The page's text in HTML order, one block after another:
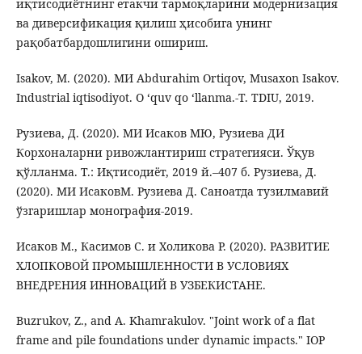
иқтисодиётнинг етакчи тармоқларини модернизация
ва диверсификация қилиш ҳисобига унинг
рақобатбардошлигини ошириш.
Isakov, M. (2020). МИ Abdurahim Ortiqov, Musaxon Isakov.
Industrial iqtisodiyot. O ‘quv qo ‘llanma.-T. TDIU, 2019.
Рузиева, Д. (2020). МИ Исаков МЮ, Рузиева ДИ
Корхоналарни ривожлантириш стратегияси. Ўқув
қўлланма. Т.: Иқтисодиёт, 2019 й.–407 б. Рузиева, Д.
(2020). МИ ИсаковМ. Рузиева Д. Саноатда тузилмавий
ўзгаришлар монография-2019.
Исаков М., Касимов С. и Холикова Р. (2020). РАЗВИТИЕ
ХЛОПКОВОЙ ПРОМЫШЛЕННОСТИ В УСЛОВИЯХ
ВНЕДРЕНИЯ ИННОВАЦИЙ В УЗБЕКИСТАНЕ.
Buzrukov, Z., and A. Khamrakulov. "Joint work of a flat
frame and pile foundations under dynamic impacts." IOP